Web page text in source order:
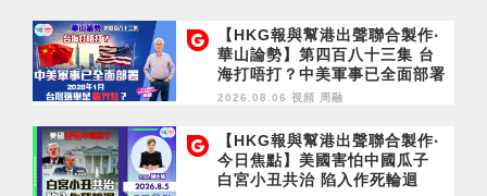
【HKG報與幫港出聲聯合製作‧
華山論勢】第四百八十三集 台
海打唔打？中美軍事已全面部署
2028年1月台灣選舉是臨界點？
2026.08.06 視頻 周融
【HKG報與幫港出聲聯合製作‧
今日焦點】美國害怕中國瓜子
白宮小丑共治 陷入作死輪迴